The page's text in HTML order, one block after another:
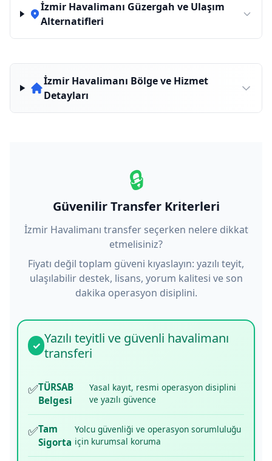
İzmir Havalimanı Güzergah ve Ulaşım
Alternatifleri
İzmir Havalimanı Bölge ve Hizmet
Detayları
🔒
Güvenilir Transfer Kriterleri
İzmir Havalimanı transfer seçerken nelere dikkat
etmelisiniz?
Fiyatı değil toplam güveni kıyaslayın: yazılı teyit,
ulaşılabilir destek, lisans, yorum kalitesi ve son
dakika operasyon disiplini.
✓ Yazılı teyitli ve güvenli havalimanı
transferi
✅TÜRSAB
Belgesi
Yasal kayıt, resmi operasyon disiplini
ve yazılı güvence
✅Tam
Sigorta
Yolcu güvenliği ve operasyon sorumluluğu
için kurumsal koruma